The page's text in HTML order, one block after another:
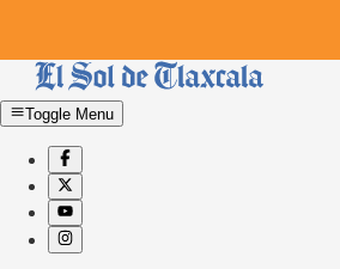
Toggle Menu